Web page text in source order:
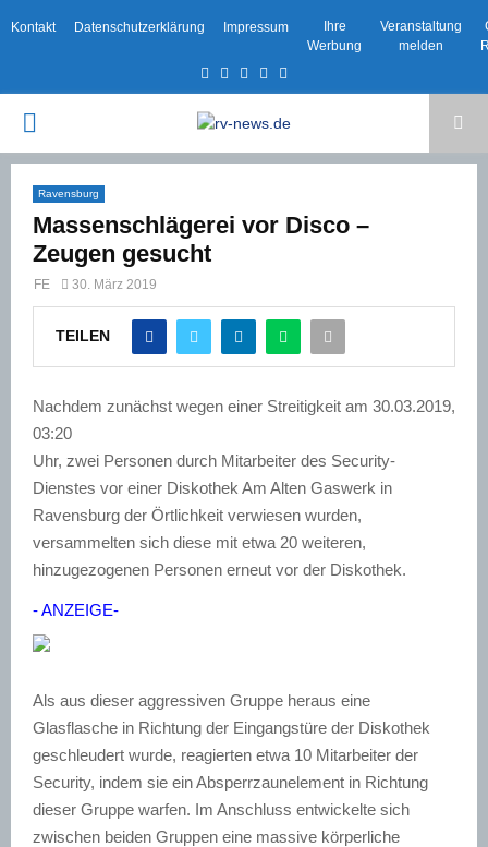
Kontakt Datenschutzerklärung Impressum
Ihre
Werbung
Veranstaltung
melden
Facebook
TwitterInstagram
Email
PRIMARY
MENU
Ravensburg
Massenschlägerei vor Disco –
Zeugen gesucht
FE 30. März 2019
TEILEN
Nachdem zunächst wegen einer Streitigkeit am 30.03.2019,
03:20
Uhr, zwei Personen durch Mitarbeiter des Security-
Dienstes vor einer Diskothek Am Alten Gaswerk in
Ravensburg der Örtlichkeit verwiesen wurden,
versammelten sich diese mit etwa 20 weiteren,
hinzugezogenen Personen erneut vor der Diskothek.
- ANZEIGE-
Als aus dieser aggressiven Gruppe heraus eine
Glasflasche in Richtung der Eingangstüre der Diskothek
geschleudert wurde, reagierten etwa 10 Mitarbeiter der
Security, indem sie ein Absperrzaunelement in Richtung
dieser Gruppe warfen. Im Anschluss entwickelte sich
zwischen beiden Gruppen eine massive körperliche